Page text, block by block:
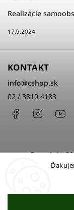
Realizácie
17.9.2024
KONTAKT
info@cshop.sk
02 / 3810 4183
Facebook
Copyright